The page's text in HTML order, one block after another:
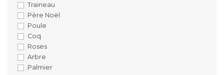
Traineau
Père Noël
Poule
Coq
Roses
Arbre
Palmier